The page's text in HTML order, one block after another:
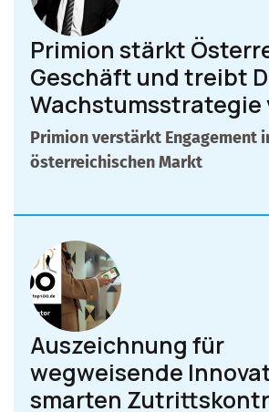
Primion stärkt
Geschäft und treibt
Wachstumsstrategie
Primion verstärkt Engagement
österreichischen Markt
Auszeichnung für
wegweisende
smarten